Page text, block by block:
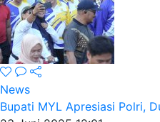
News
Bupati MYL Apresiasi Polri,